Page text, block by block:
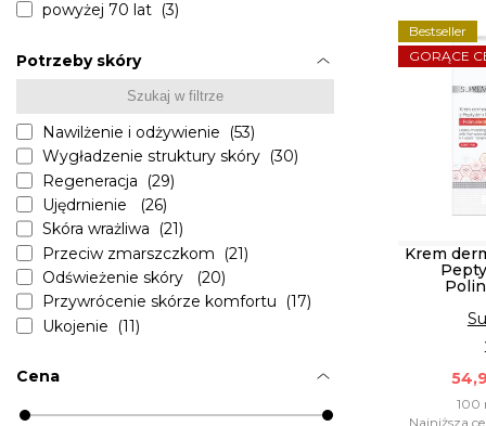
Bestseller
GORĄCE
Krem
100
Najniższa
Bielenda DIAMENTOWE LIPIDY (1)
Dermika Maestria (1)
Soraya Skin Boost (1)
Bielenda LIP CARE SLEEPING
MASK (1)
Bielenda Advanced Therapy (1)
FaceBoom BOOMBASTIC LAB (1)
Bielenda Blur Effect (1)
Bielenda Lumiere (1)
Bielenda Collagen Hydrogel Mask (1)
Dermika Skin Reconstructor (1)
FaceBoom Nutri Lip Balm (1)
powyżej 70 lat (3)
Potrzeby skóry
Nawilżenie i odżywienie (53)
Wygładzenie struktury skóry (30)
Regeneracja (29)
Ujędrnienie (26)
Skóra wrażliwa (21)
Przeciw zmarszczkom (21)
Odświeżenie skóry (20)
Przywrócenie skórze komfortu (17)
Ukojenie (11)
Lifting (8)
Cena